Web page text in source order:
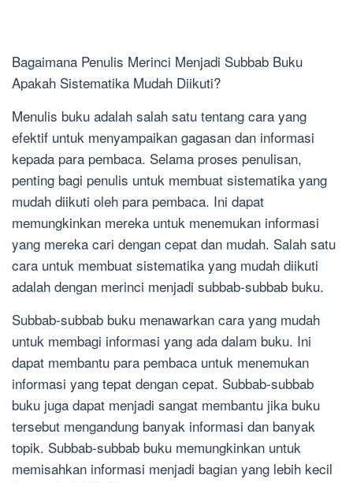
Bagaimana Penulis Merinci Menjadi Subbab Buku
Apakah Sistematika Mudah Diikuti?
Menulis buku adalah salah satu tentang cara yang
efektif untuk menyampaikan gagasan dan informasi
kepada para pembaca. Selama proses penulisan,
penting bagi penulis untuk membuat sistematika yang
mudah diikuti oleh para pembaca. Ini dapat
memungkinkan mereka untuk menemukan informasi
yang mereka cari dengan cepat dan mudah. Salah satu
cara untuk membuat sistematika yang mudah diikuti
adalah dengan merinci menjadi subbab-subbab buku.
Subbab-subbab buku menawarkan cara yang mudah
untuk membagi informasi yang ada dalam buku. Ini
dapat membantu para pembaca untuk menemukan
informasi yang tepat dengan cepat. Subbab-subbab
buku juga dapat menjadi sangat membantu jika buku
tersebut mengandung banyak informasi dan banyak
topik. Subbab-subbab buku memungkinkan untuk
memisahkan informasi menjadi bagian yang lebih kecil